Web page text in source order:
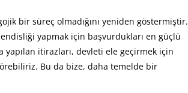
bir süreç olmadığını yeniden göstermiştir.
yapmak için başvurdukları en güçlü
yapılan itirazları, devleti ele geçirmek için
Bu da bize, daha temelde bir